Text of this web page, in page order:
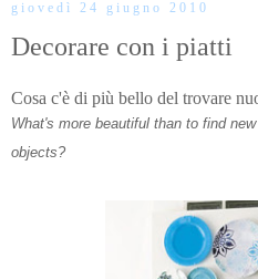
giovedì 24 giugno 2010
Decorare con i piatti
Cosa c'è di più bello del trovare
What's more beautiful than to find
objects?